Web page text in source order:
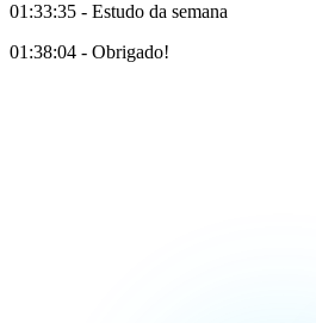
01:33:35 - Estudo da semana
01:38:04 - Obrigado!